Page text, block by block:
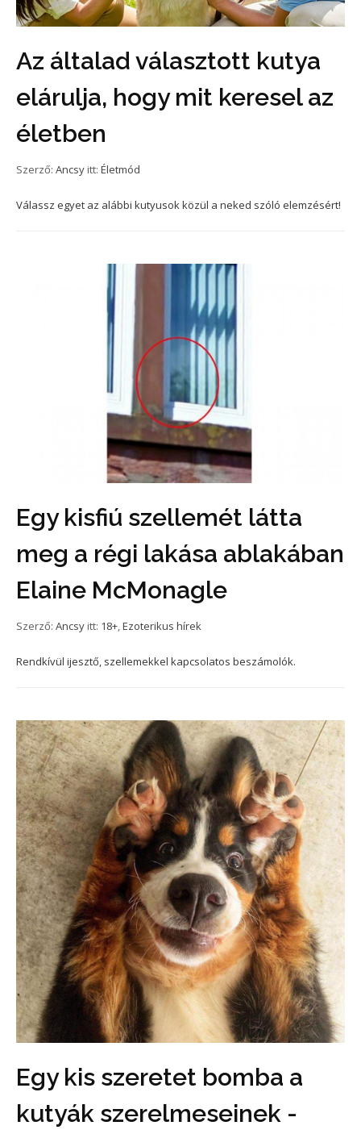
Az általad választott kutya
elárulja, hogy mit keresel az
életben
Szerző: Ancsy itt: Életmód
Válassz egyet az alábbi kutyusok közül a neked szóló elemzésért!
Egy kisfiú szellemét látta
meg a régi lakása ablakában
Elaine McMonagle
Szerző: Ancsy itt: 18+,Ezoterikus hírek
Rendkívül ijesztő, szellemekkel kapcsolatos beszámolók.
Egy kis szeretet bomba a
kutyák szerelmeseinek -